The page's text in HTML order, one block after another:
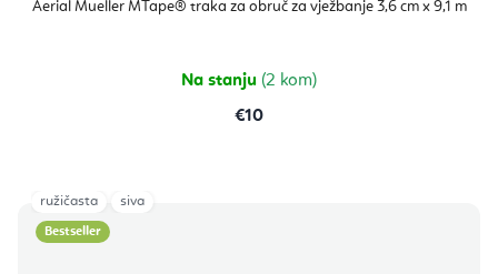
Aerial Mueller MTape® traka za obruč za vježbanje 3,6 cm x 9,1 m
Na stanju (2 kom)
€10
Bestseller
ružičasta siva